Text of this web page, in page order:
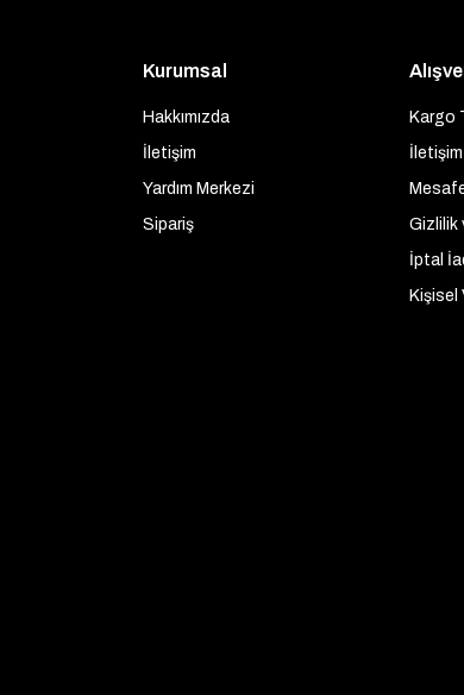
Kurumsal
Hakkımızda
İletişim
Yardım Merkezi
Sipariş
Kargo
Gizlilik
İptal
Kişisel